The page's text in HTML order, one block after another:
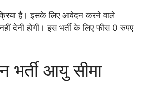
है। इसके लिए आवेदन करने वाले
देनी होगी। इस भर्ती के लिए फीस 0 रुपए
भर्ती आयु सीमा